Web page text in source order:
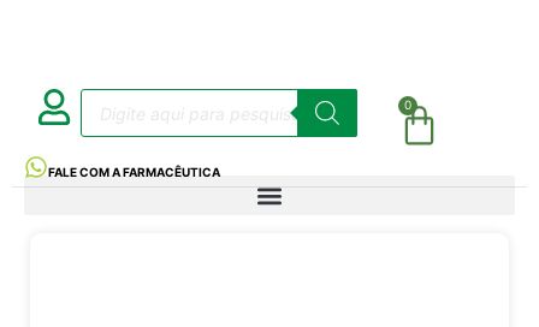
0
FALE COM A FARMACÊUTICA